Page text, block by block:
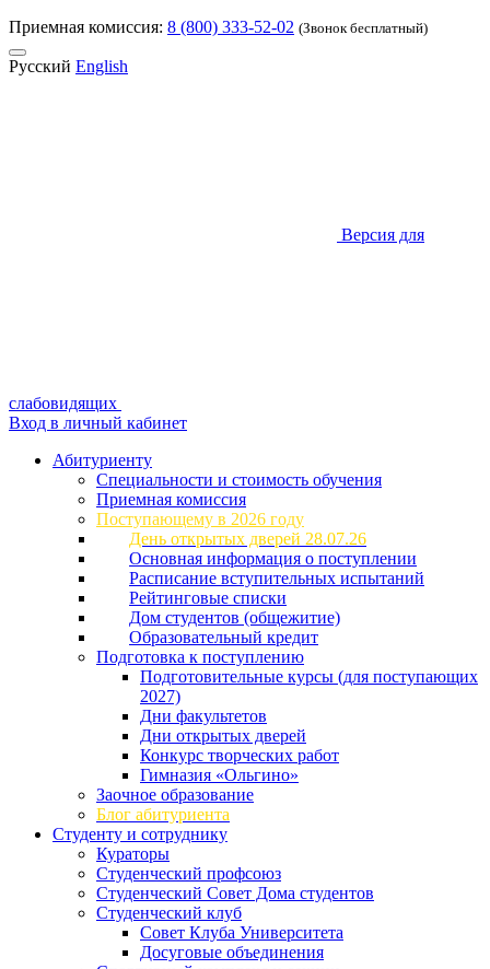
Приемная комиссия: 8 (800) 333-52-02 (Звонок бесплатный)
Русский English
Версия для
слабовидящих
Вход в личный кабинет
Абитуриенту
Специальности и стоимость обучения
Приемная комиссия
Поступающему в 2026 году
День открытых дверей 28.07.26
Основная информация о поступлении
Расписание вступительных испытаний
Рейтинговые списки
Дом студентов (общежитие)
Образовательный кредит
Подготовка к поступлению
Подготовительные курсы (для поступающих
2027)
Дни факультетов
Дни открытых дверей
Конкурс творческих работ
Гимназия «Ольгино»
Заочное образование
Блог абитуриента
Студенту и сотруднику
Кураторы
Студенческий профсоюз
Студенческий Совет Дома студентов
Студенческий клуб
Совет Клуба Университета
Досуговые объединения